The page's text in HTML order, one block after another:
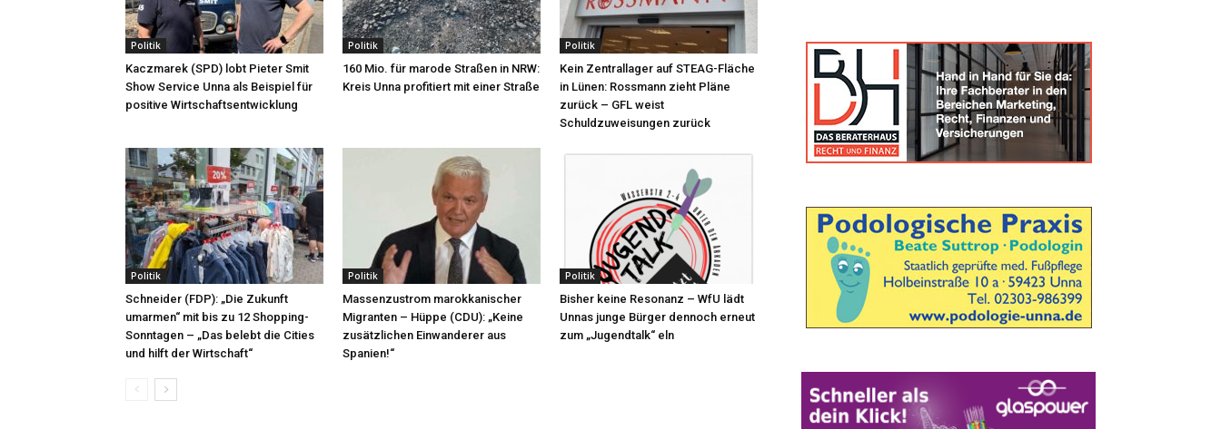
Politik
Kaczmarek (SPD) lobt Pieter Smit
Show Service Unna als Beispiel für
positive Wirtschaftsentwicklung
Politik
160 Mio. für marode Straßen in NRW:
Kreis Unna profitiert mit einer Straße
Politik
Kein Zentrallager auf STEAG-Fläche
in Lünen: Rossmann zieht Pläne
zurück – GFL weist
Schuldzuweisungen zurück
Politik
Schneider (FDP): „Die Zukunft
umarmen“ mit bis zu 12 Shopping-
Sonntagen – „Das belebt die Cities
und hilft der Wirtschaft“
Politik
Massenzustrom marokkanischer
Migranten – Hüppe (CDU): „Keine
zusätzlichen Einwanderer aus
Spanien!“
Politik
Bisher keine Resonanz – WfU lädt
Unnas junge Bürger dennoch erneut
zum „Jugendtalk“ eln